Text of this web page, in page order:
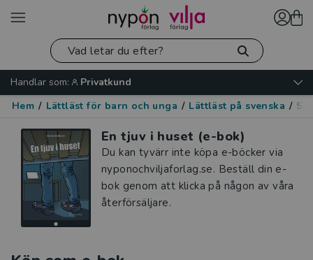
Handlar som:
Privatkund
Hem / Lättläst för barn och unga / Lättläst på svenska /
En tjuv i huset (e-bok)
Du kan tyvärr inte köpa e-böcker via
nyponochviljaforlag.se. Beställ din e-
bok genom att klicka på någon av våra
återförsäljare.